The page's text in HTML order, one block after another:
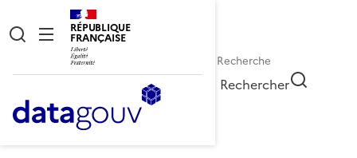
RÉPUBLIQUE
FRANÇAISE
Rechercher